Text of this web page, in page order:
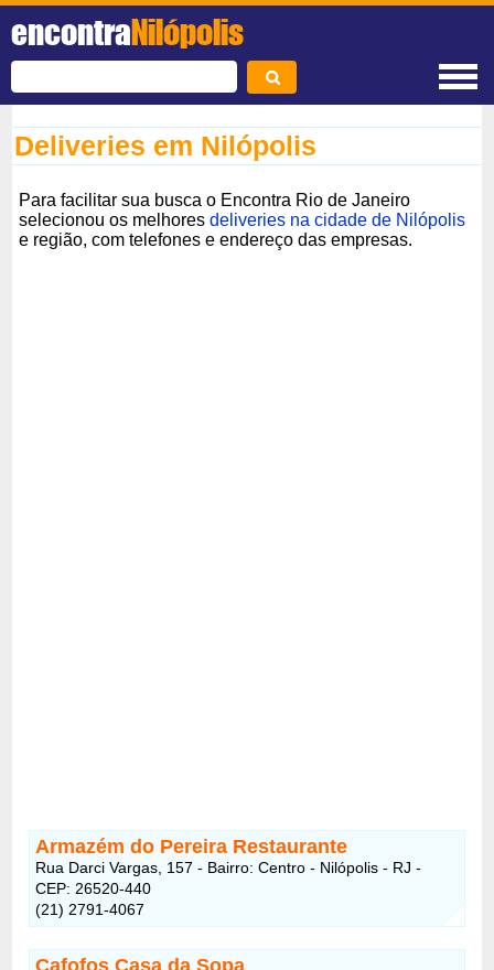
encontraNilópolis
Deliveries em Nilópolis
Para facilitar sua busca o Encontra Rio de Janeiro
selecionou os melhoresdeliveries na cidade de Nilópolis
e região, com telefones e endereço das empresas.
Armazém do Pereira Restaurante
Rua Darci Vargas, 157 - Bairro: Centro - Nilópolis - RJ -
CEP: 26520-440
(21) 2791-4067
Cafofos Casa da Sopa